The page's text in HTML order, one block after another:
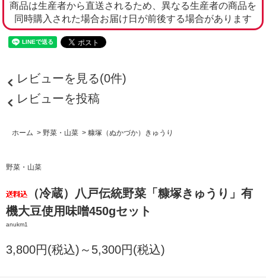
商品は生産者から直送されるため、異なる生産者の商品を
同時購入された場合お届け日が前後する場合があります
レビューを見る(0件)
レビューを投稿
ホーム > 野菜・山菜 > 糠塚（ぬかづか）きゅうり
野菜・山菜
（冷蔵）八戸伝統野菜「糠塚きゅうり」有
機大豆使用味噌450gセット
anukm1
3,800円(税込)～5,300円(税込)